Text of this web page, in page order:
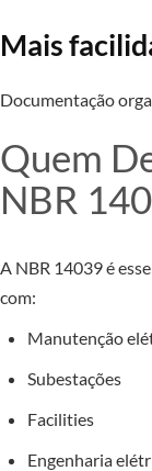
Mais
Documentação
Quem
NBR
A NBR 14039 é
com:
Manutenção
Subestações
Facilities
Engenharia